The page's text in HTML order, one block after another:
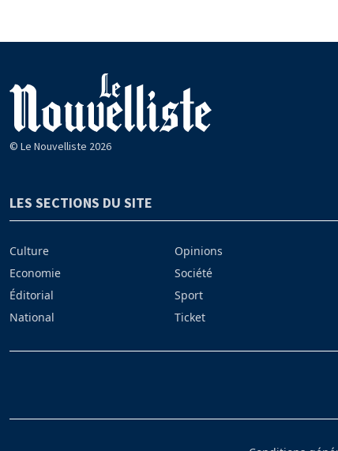
© Le Nouvelliste 2026
LES SECTIONS DU SITE
Culture
Economie
Éditorial
National
Opinions
Société
Sport
Ticket